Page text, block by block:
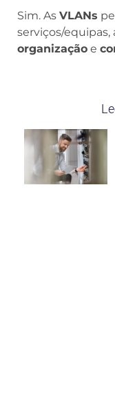
Sim. As VLANs
serviços/
organização e